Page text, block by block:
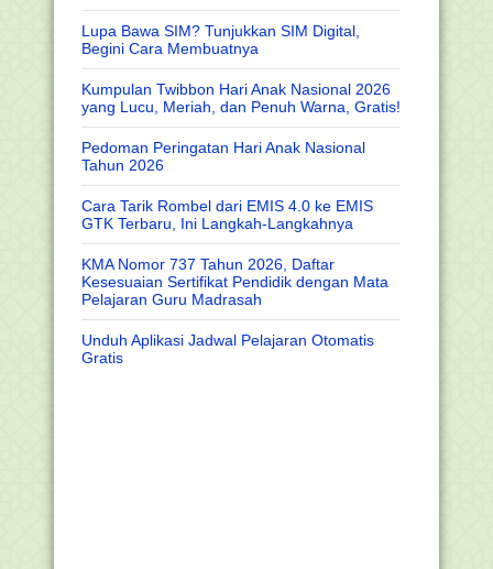
Lupa Bawa SIM? Tunjukkan SIM Digital,
Begini Cara Membuatnya
Kumpulan Twibbon Hari Anak Nasional 2026
yang Lucu, Meriah, dan Penuh Warna, Gratis!
Pedoman Peringatan Hari Anak Nasional
Tahun 2026
Cara Tarik Rombel dari EMIS 4.0 ke EMIS
GTK Terbaru, Ini Langkah-Langkahnya
KMA Nomor 737 Tahun 2026, Daftar
Kesesuaian Sertifikat Pendidik dengan Mata
Pelajaran Guru Madrasah
Unduh Aplikasi Jadwal Pelajaran Otomatis
Gratis